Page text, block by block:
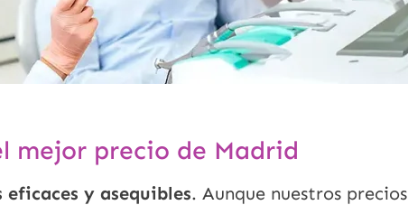
mejor precio de Madrid
y asequibles. Aunque nuestros precios